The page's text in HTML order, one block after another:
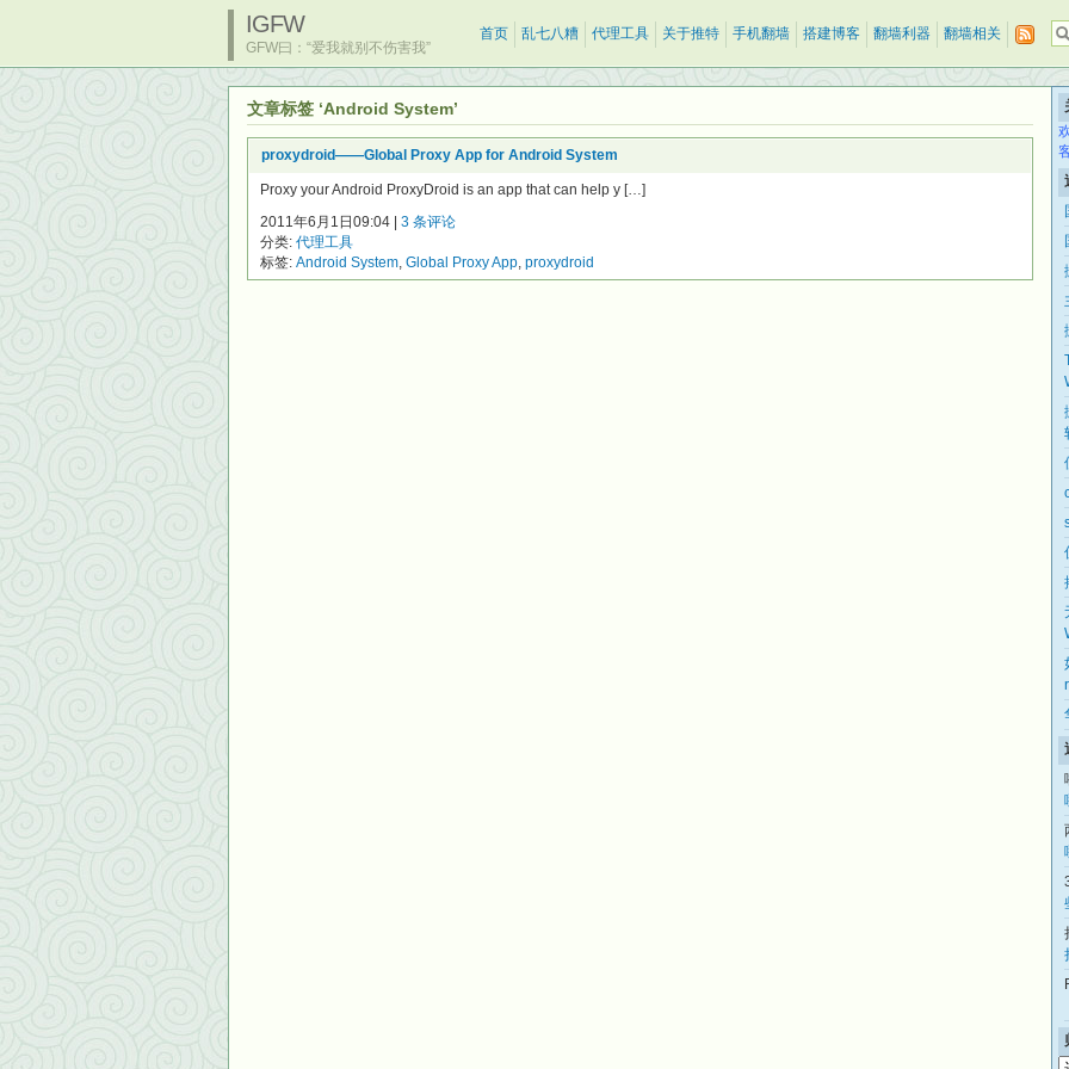
IGFW
GFW曰：“爱我就别不伤害我”
首页 乱七八糟 代理工具 关于推特 手机翻墙 搭建博客 翻墙利器 翻墙相关
文章标签 ‘Android System’
proxydroid——Global Proxy App for Android System
Proxy your Android ProxyDroid is an app that can help y […]
2011年6月1日09:04 | 3 条评论
分类: 代理工具
标签: Android System, Global Proxy App, proxydroid